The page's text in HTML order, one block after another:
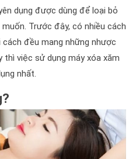
dụng được dùng để loại bỏ
Trước đây, có nhiều cách
đều mang những nhược
thì việc sử dụng máy xóa xăm
nhất.